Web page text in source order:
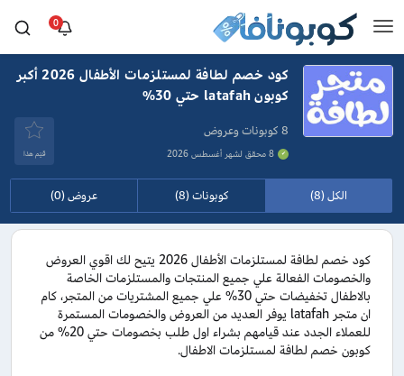
0
كود خصم لطافة لمستلزمات الأطفال 2026 أكبر
كوبون latafah حتي 30%
8 كوبونات وعروض
8 محقق لشهر أغسطس 2026 قيَم هذا
الكل (8) كوبونات (8) عروض (0)
كود خصم لطافة لمستلزمات الأطفال 2026 يتيح لك اقوي العروض
والخصومات الفعالة علي جميع المنتجات والمستلزمات الخاصة
بالاطفال تخفيضات حتي 30% علي جميع المشتريات من المتجر، كام
ان متجر latafah يوفر العديد من العروض والخصومات المستمرة
للعملاء الجدد عند قيامهم بشراء اول طلب بخصومات حتي 20% من
كوبون خصم لطافة لمستلزمات الاطفال.